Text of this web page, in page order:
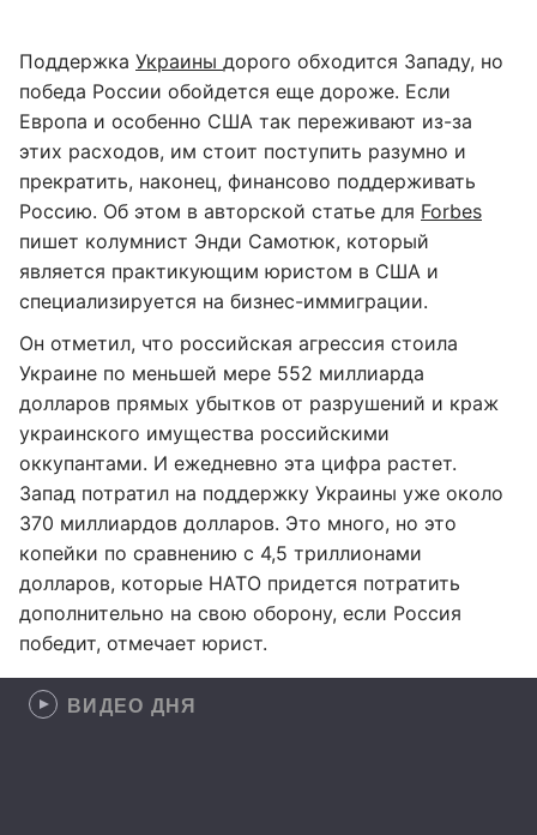
Поддержка Украины дорого обходится Западу, но
победа России обойдется еще дороже. Если
Европа и особенно США так переживают из-за
этих расходов, им стоит поступить разумно и
прекратить, наконец, финансово поддерживать
Россию. Об этом в авторской статье для Forbes
пишет колумнист Энди Самотюк, который
является практикующим юристом в США и
специализируется на бизнес-иммиграции.
Он отметил, что российская агрессия стоила
Украине по меньшей мере 552 миллиарда
долларов прямых убытков от разрушений и краж
украинского имущества российскими
оккупантами. И ежедневно эта цифра растет.
Запад потратил на поддержку Украины уже около
370 миллиардов долларов. Это много, но это
копейки по сравнению с 4,5 триллионами
долларов, которые НАТО придется потратить
дополнительно на свою оборону, если Россия
победит, отмечает юрист.
ВИДЕО ДНЯ